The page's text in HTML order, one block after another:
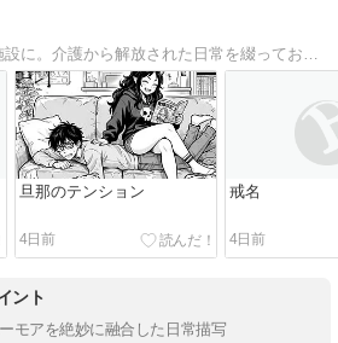
頑固で偏屈な義父は施設に。介護から解放された日常を綴っております。
旦那のテンション
4日前
戒名
4日前
ント
モアを絶妙に融合した日常描写